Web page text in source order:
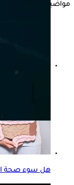
مواضيع ذات صلة
هل سوء صحة